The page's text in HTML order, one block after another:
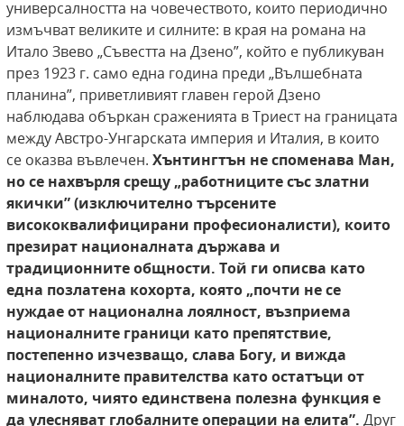
универсалността на човечеството, които периодично
измъчват великите и силните: в края на романа на
Итало Звево „Съвестта на Дзено”, който е публикуван
през 1923 г. само една година преди „Вълшебната
планина”, приветливият главен герой Дзено
наблюдава объркан сраженията в Триест на границата
между Австро-Унгарската империя и Италия, в които
се оказва въвлечен. Хънтингтън не споменава Ман,
но се нахвърля срещу „работниците със златни
якички” (изключително търсените
висококвалифицирани професионалисти), които
презират националната държава и
традиционнитеобщности. Той ги описва като
една позлатена кохорта, която „почти не се
нуждае от национална лоялност, възприема
националните граници като препятствие,
постепенно изчезващо, слава Богу, и вижда
националните правителства като остатъци от
миналото, чиято единствена полезна функция е
да улесняват глобалните операции на елита”. Друг